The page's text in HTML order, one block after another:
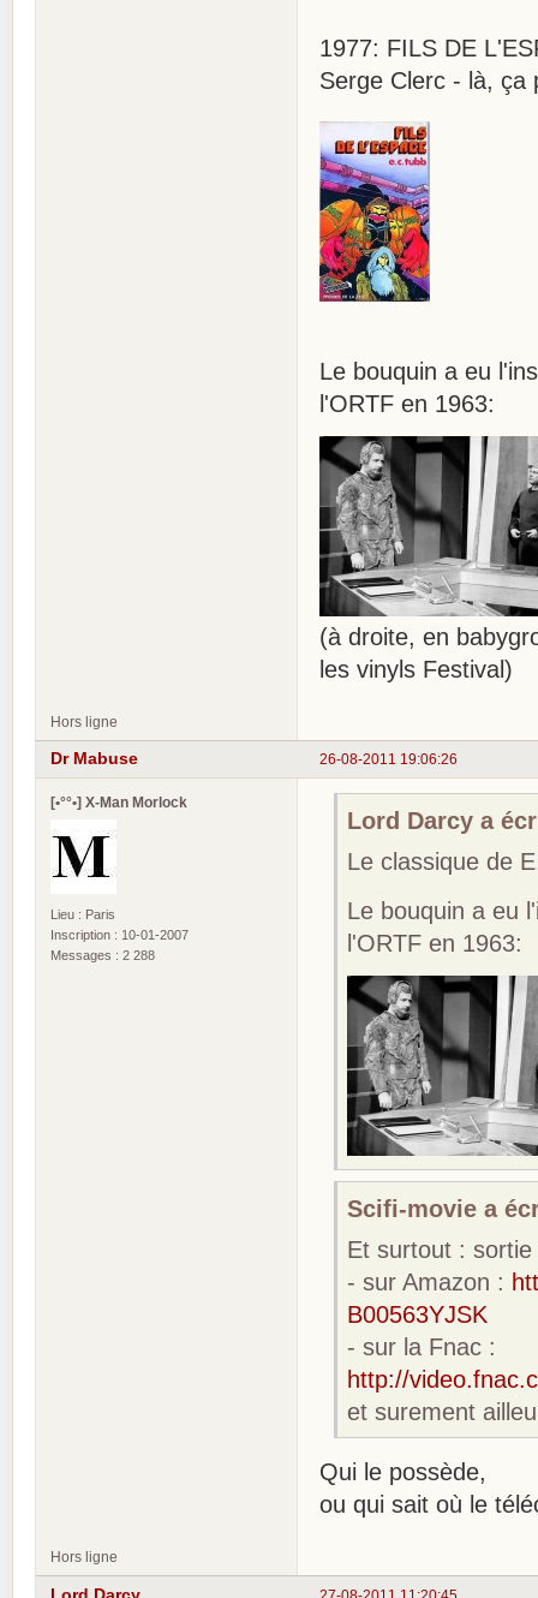
1977: FILS DE
Serge Clerc - là, ça
Le bouquin a eu
l'ORTF en 1963:
(à droite, en
les vinyls Festival)
Hors ligne
26-08-2011 19:06:26
Dr Mabuse
[•°°•] X-Man Morlock
Lieu : Paris
Inscription : 10-01-2007
Messages : 2 288
Lord Darcy a
Le classique de
Le bouquin a eu
l'ORTF en 1963:
Scifi-movie a
Et surtout :
- sur Amazon :
B00563YJSK
- sur la Fnac :
http://
et surement
Qui le possède,
ou qui sait où le
Hors ligne
27-08-2011 11:20:45
Lord Darcy